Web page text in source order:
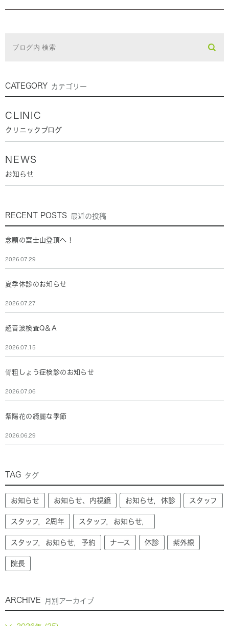
CATEGORY カテゴリー
CLINIC
クリニックブログ
NEWS
お知らせ
RECENT POSTS 最近の投稿
念願の富士山登頂へ！
2026.07.29
夏季休診のお知らせ
2026.07.27
超音波検査Q＆A
2026.07.15
骨粗しょう症検診のお知らせ
2026.07.06
紫陽花の綺麗な季節
2026.06.29
TAG タグ
お知らせ お知らせ、内視鏡 お知らせ，休診 スタッフ
スタッフ，2周年 スタッフ，お知らせ，
スタッフ，お知らせ，予約 ナース 休診 紫外線
院長
ARCHIVE 月別アーカイブ